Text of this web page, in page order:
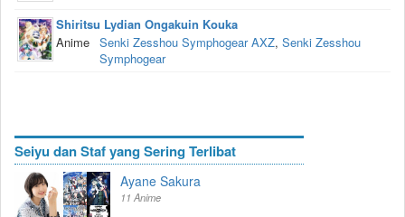
Shiritsu Lydian Ongakuin Kouka
Anime Senki Zesshou Symphogear AXZ, Senki Zesshou
Symphogear
Seiyu dan Staf yang Sering Terlibat
Ayane Sakura
11 Anime